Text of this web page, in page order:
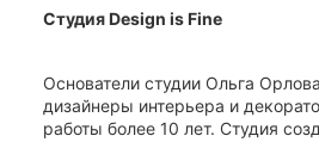
Студия Design is Fine
Основатели студии Ольга
дизайнеры интерьера и
работы более 10 лет. Студия